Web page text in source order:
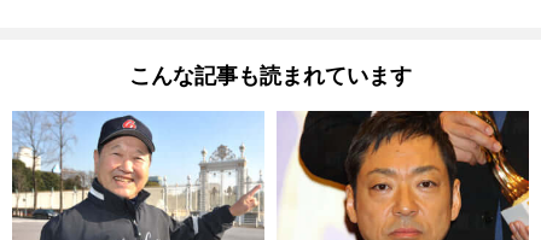
こんな記事も読まれています